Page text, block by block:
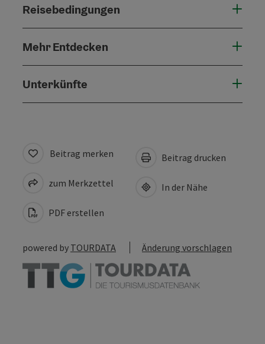
Reisebedingungen
Mehr Entdecken
Unterkünfte
Beitrag merken
zum Merkzettel
PDF erstellen
Beitrag drucken
In der Nähe
powered by TOURDATA Änderung vorschlagen